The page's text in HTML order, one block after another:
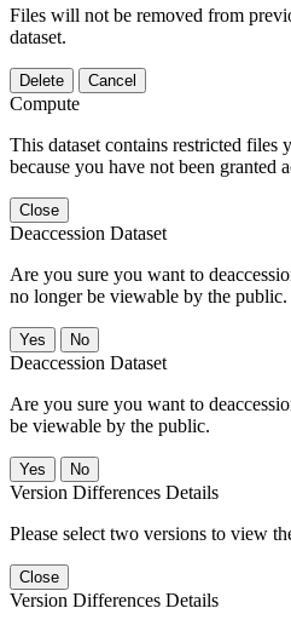
Files will not be removed from
dataset.
Delete Cancel
Compute
This dataset contains restricted files
because you have not been granted
Close
Deaccession Dataset
Are you sure you want to
no longer be viewable by the public.
No
Deaccession Dataset
Are you sure you want to
be viewable by the public.
No
Version Differences Details
Please select two versions to view
Close
Version Differences Details